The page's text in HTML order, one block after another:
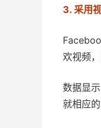
3. 采用
欢视频
数据显
就相应的